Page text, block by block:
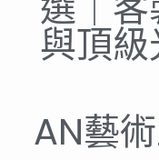
與頂
AN藝